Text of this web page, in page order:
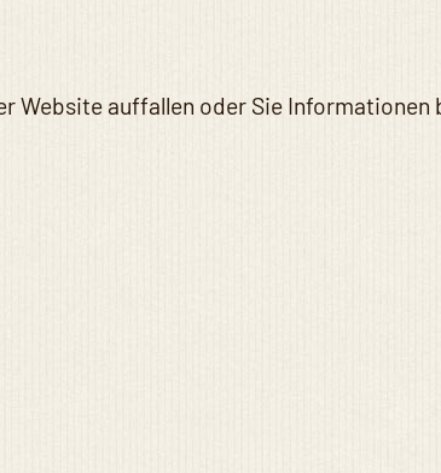
Website auffallen oder Sie